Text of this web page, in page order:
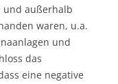
und außerhalb
waren, u.a.
und
das
eine negative